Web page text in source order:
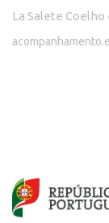
La Salete Coelho